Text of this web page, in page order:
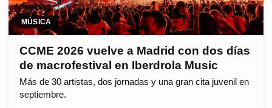
MÚSICA
CCME 2026 vuelve a Madrid con dos días
de macrofestival en Iberdrola Music
Más de 30 artistas, dos jornadas y una gran cita juvenil en
septiembre.